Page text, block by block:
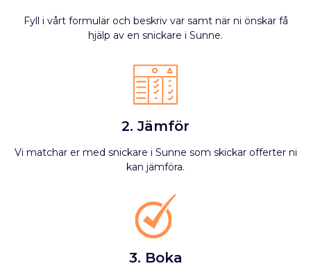
Fyll i vårt formulär och beskriv var samt när ni önskar få
hjälp av en snickare i Sunne.
2. Jämför
Vi matchar er med snickare i Sunne som skickar offerter ni
kan jämföra.
3. Boka